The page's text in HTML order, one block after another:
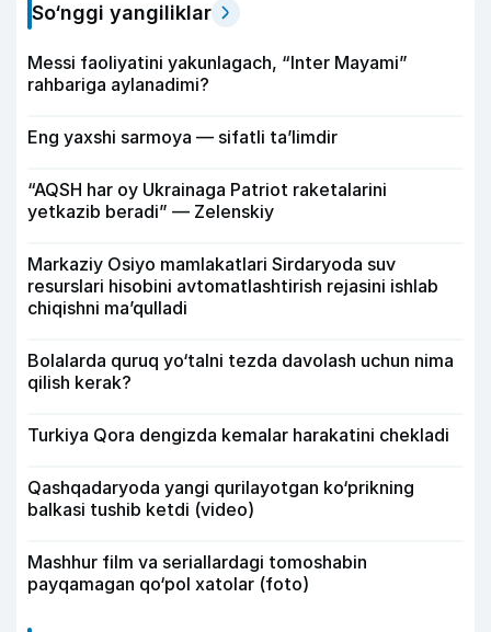
So‘nggi yangiliklar
Messi faoliyatini yakunlagach, “Inter Mayami”
rahbariga aylanadimi?
Eng yaxshi sarmoya — sifatli ta’limdir
“AQSH har oy Ukrainaga Patriot raketalarini
yetkazib beradi” — Zelenskiy
Markaziy Osiyo mamlakatlari Sirdaryoda suv
resurslari hisobini avtomatlashtirish rejasini ishlab
chiqishni ma’qulladi
Bolalarda quruq yo‘talni tezda davolash uchun nima
qilish kerak?
Turkiya Qora dengizda kemalar harakatini chekladi
Qashqadaryoda yangi qurilayotgan ko‘prikning
balkasi tushib ketdi (video)
Mashhur film va seriallardagi tomoshabin
payqamagan qo‘pol xatolar (foto)